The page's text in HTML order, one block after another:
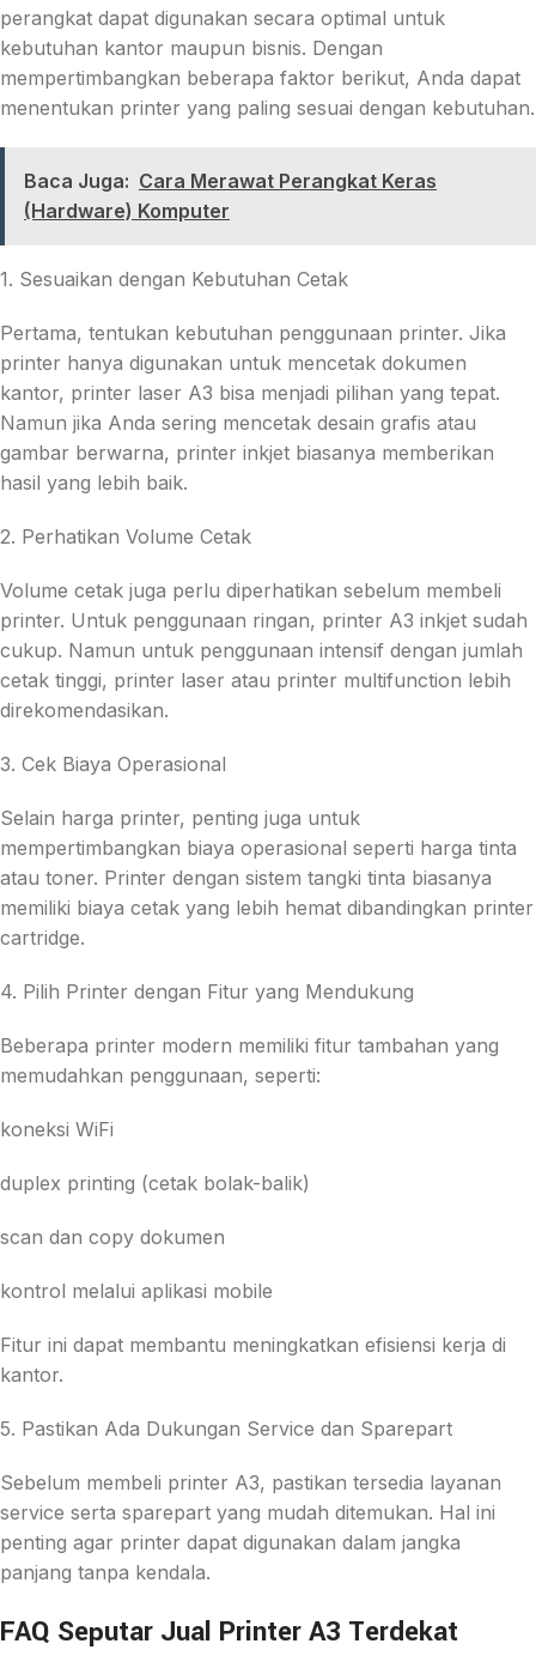
perangkat dapat digunakan secara optimal untuk
kebutuhan kantor maupun bisnis. Dengan
mempertimbangkan beberapa faktor berikut, Anda dapat
menentukan printer yang paling sesuai dengan kebutuhan.
Baca Juga: Cara Merawat Perangkat Keras
(Hardware) Komputer
1. Sesuaikan dengan Kebutuhan Cetak
Pertama, tentukan kebutuhan penggunaan printer. Jika
printer hanya digunakan untuk mencetak dokumen
kantor, printer laser A3 bisa menjadi pilihan yang tepat.
Namun jika Anda sering mencetak desain grafis atau
gambar berwarna, printer inkjet biasanya memberikan
hasil yang lebih baik.
2. Perhatikan Volume Cetak
Volume cetak juga perlu diperhatikan sebelum membeli
printer. Untuk penggunaan ringan, printer A3 inkjet sudah
cukup. Namun untuk penggunaan intensif dengan jumlah
cetak tinggi, printer laser atau printer multifunction lebih
direkomendasikan.
3. Cek Biaya Operasional
Selain harga printer, penting juga untuk
mempertimbangkan biaya operasional seperti harga tinta
atau toner. Printer dengan sistem tangki tinta biasanya
memiliki biaya cetak yang lebih hemat dibandingkan printer
cartridge.
4. Pilih Printer dengan Fitur yang Mendukung
Beberapa printer modern memiliki fitur tambahan yang
memudahkan penggunaan, seperti:
koneksi WiFi
duplex printing (cetak bolak-balik)
scan dan copy dokumen
kontrol melalui aplikasi mobile
Fitur ini dapat membantu meningkatkan efisiensi kerja di
kantor.
5. Pastikan Ada Dukungan Service dan Sparepart
Sebelum membeli printer A3, pastikan tersedia layanan
service serta sparepart yang mudah ditemukan. Hal ini
penting agar printer dapat digunakan dalam jangka
panjang tanpa kendala.
FAQ Seputar Jual Printer A3 Terdekat